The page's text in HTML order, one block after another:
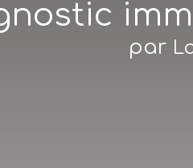
par